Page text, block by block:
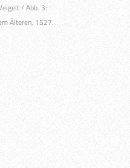
/ Abb. 3:
Älteren, 1527.